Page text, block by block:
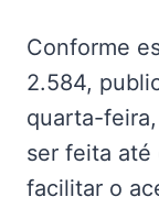
Conforme
2.584,
quarta-
ser feita até
facilitar o